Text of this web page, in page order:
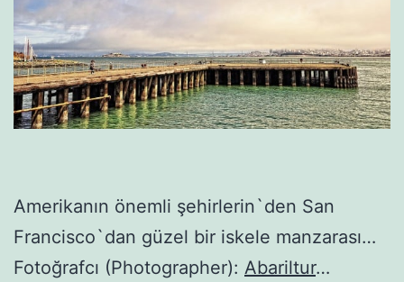
Amerikanın önemli şehirlerin`den San
Francisco`dan güzel bir iskele manzarası…
Fotoğrafcı (Photographer): Abariltur…